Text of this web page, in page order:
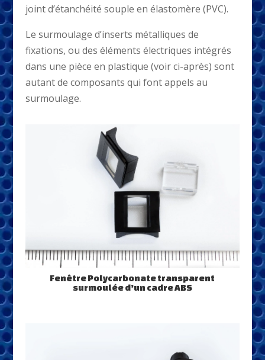
joint d’étanchéité souple en élastomère (PVC).
Le surmoulage d’inserts métalliques de
fixations, ou des éléments électriques intégrés
dans une pièce en plastique (voir ci-après) sont
autant de composants qui font appels au
surmoulage.
Fenêtre Polycarbonate transparent
surmoulée d’un cadre ABS